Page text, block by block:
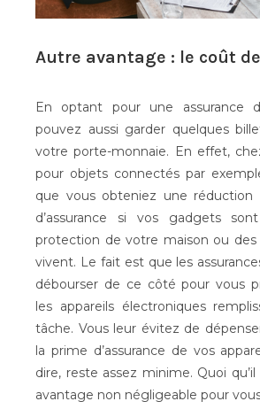
Autre avantage : le coût
En optant pour une assurance
pouvez aussi garder quelques
votre porte-monnaie. En effet,
pour objets connectés par
que vous obteniez une réduction
d’assurance si vos gadgets
protection de votre maison ou des
vivent. Le fait est que les
débourser de ce côté pour vous
les appareils électroniques
tâche. Vous leur évitez de
la prime d’assurance de vos
dire, reste assez minime. Quoi
avantage non négligeable pour